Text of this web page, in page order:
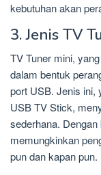
kebutuhan akan
3. Jenis TV
TV Tuner mini,
dalam bentuk
port USB. Jenis ini,
USB TV Stick,
sederhana.
memungkinkan
pun dan kapan pun.